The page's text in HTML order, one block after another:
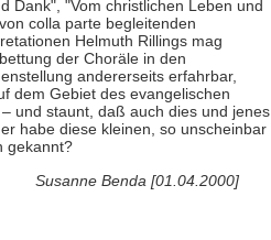
Dank", "Vom christlichen Leben und
colla parte begleitenden
Helmuth Rillings mag
der Choräle in den
andererseits erfahrbar,
dem Gebiet des evangelischen
und staunt, daß auch dies und jenes
habe diese kleinen, so unscheinbar
gekannt?
Susanne Benda [01.04.2000]